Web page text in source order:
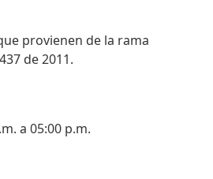
provienen de la rama
de 2011.
a 05:00 p.m.